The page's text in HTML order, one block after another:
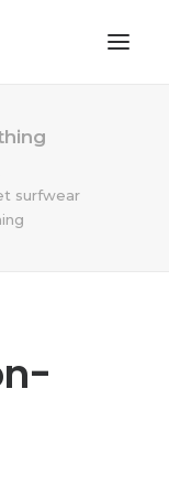
surfwear